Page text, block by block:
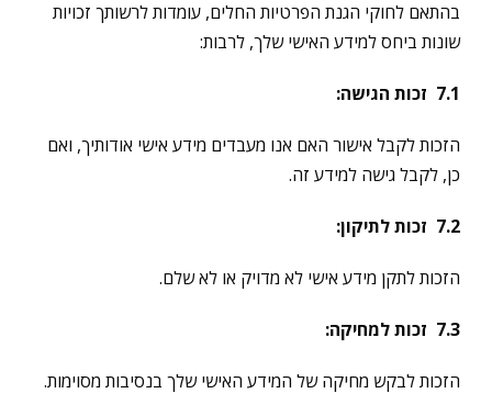
בהתאם לחוקי הגנת הפרטיות החלים, עומדות לרשותך זכויות
שונות ביחס למידע האישי שלך, לרבות:
7.1 זכות הגישה:
הזכות לקבל אישור האם אנו מעבדים מידע אישי אודותיך, ואם
כן, לקבל גישה למידע זה.
7.2 זכות לתיקון:
הזכות לתקן מידע אישי לא מדויק או לא שלם.
7.3 זכות למחיקה:
הזכות לבקש מחיקה של המידע האישי שלך בנסיבות מסוימות.